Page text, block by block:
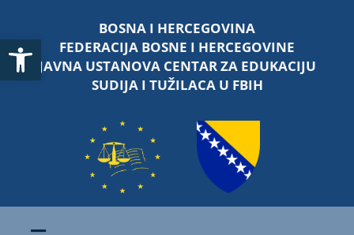
Open toolbar
content
BOSNA I HERCEGOVINA
FEDERACIJA BOSNE I HERCEGOVINE
JAVNA USTANOVA CENTAR ZA EDUKACIJU
SUDIJA I TUŽILACA U FBIH